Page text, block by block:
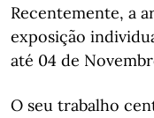
Recentemente, a
exposição
até 04 de
O seu trabalho